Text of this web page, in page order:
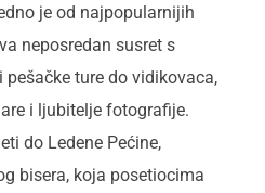
je od najpopularnijih
neposredan susret s
pešačke ture do vidikovaca,
i ljubitelje fotografije.
do Ledene Pećine,
bisera, koja posetiocima